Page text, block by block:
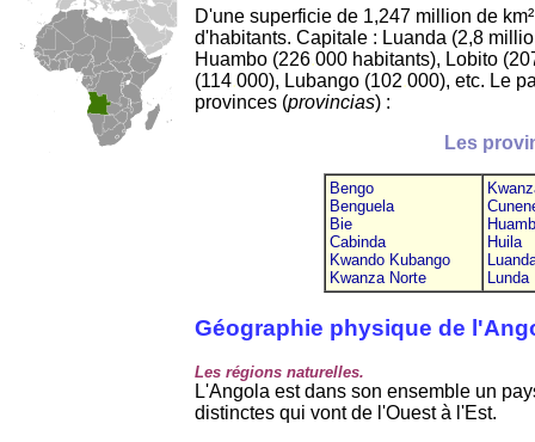
D'une superficie de 1,247 million de
d'habitants. Capitale : Luanda (2,8
Huambo (226.000 habitants), Lobito
(114.000), Lubango (102.000), etc. Le
provinces (provincias) :
Les
Bengo
Benguela
Bie
Cabinda
Kwando Kubango
Kwanza Norte
Huila
Lunda
Géographie physique de
Les régions naturelles.
L'Angola est dans son ensemble un
distinctes qui vont de l'Ouest à l'Est.